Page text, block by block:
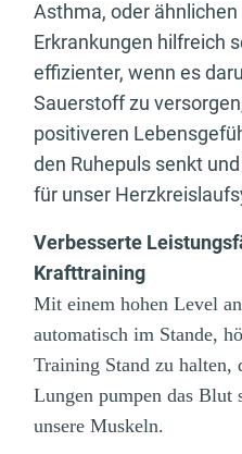
Asthma, oder
Erkrankungen hilfreich
effizienter, wenn es
Sauerstoff zu
positiveren
den Ruhepuls senkt
für unser
Verbesserte
Krafttraining
Mit einem hohen Level
automatisch im Stande,
Training Stand zu halten,
Lungen pumpen das
unsere Muskeln.